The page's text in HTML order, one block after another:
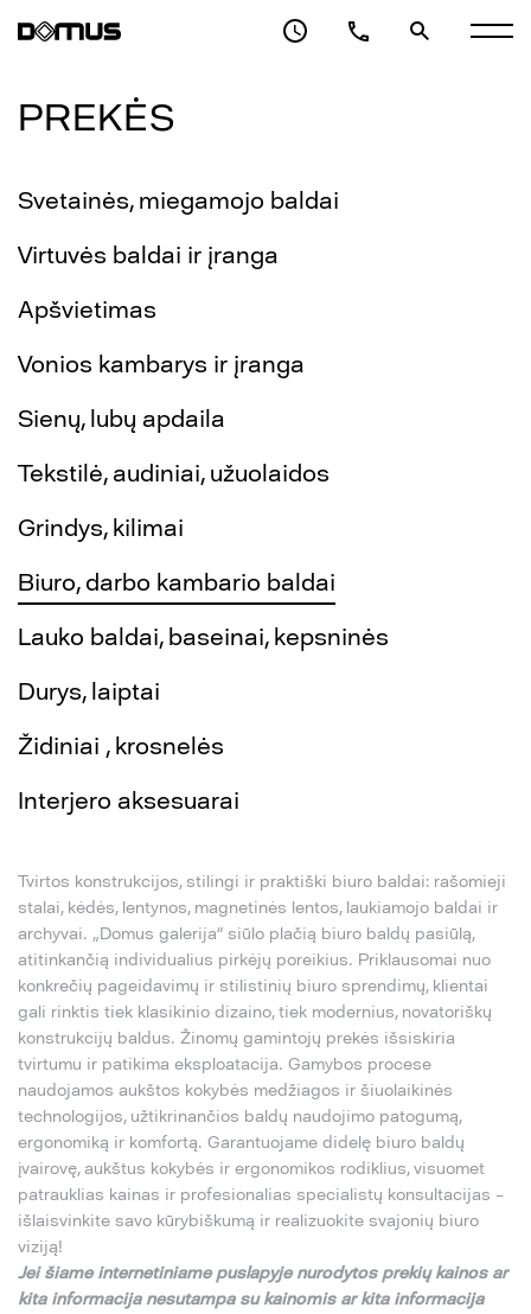
PREKĖS
Svetainės, miegamojo baldai
Virtuvės baldai ir įranga
Apšvietimas
Vonios kambarys ir įranga
Sienų, lubų apdaila
Tekstilė, audiniai, užuolaidos
Grindys, kilimai
Biuro, darbo kambario baldai
Lauko baldai, baseinai, kepsninės
Durys, laiptai
Židiniai , krosnelės
Interjero aksesuarai
Tvirtos konstrukcijos, stilingi ir praktiški biuro baldai: rašomieji
stalai, kėdės, lentynos, magnetinės lentos, laukiamojo baldai ir
archyvai. „Domus galerija“ siūlo plačią biuro baldų pasiūlą,
atitinkančią individualius pirkėjų poreikius. Priklausomai nuo
konkrečių pageidavimų ir stilistinių biuro sprendimų, klientai
gali rinktis tiek klasikinio dizaino, tiek modernius, novatoriškų
konstrukcijų baldus. Žinomų gamintojų prekės išsiskiria
tvirtumu ir patikima eksploatacija. Gamybos procese
naudojamos aukštos kokybės medžiagos ir šiuolaikinės
technologijos, užtikrinančios baldų naudojimo patogumą,
ergonomiką ir komfortą. Garantuojame didelę biuro baldų
įvairovę, aukštus kokybės ir ergonomikos rodiklius, visuomet
patrauklias kainas ir profesionalias specialistų konsultacijas –
išlaisvinkite savo kūrybiškumą ir realizuokite svajonių biuro
viziją!
Jeišiame internetiniame puslapyje nurodytos prekiųkainos ar
kita informacija nesutampa sukainomis ar kita informacija